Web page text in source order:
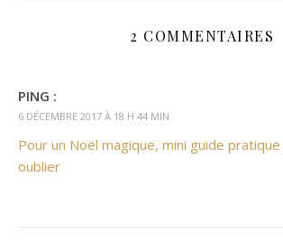
2 COMMENTAIRES
PING :
6 DÉCEMBRE 2017 À 18 H 44 MIN
Pour un Noël magique, mini guide
oublier